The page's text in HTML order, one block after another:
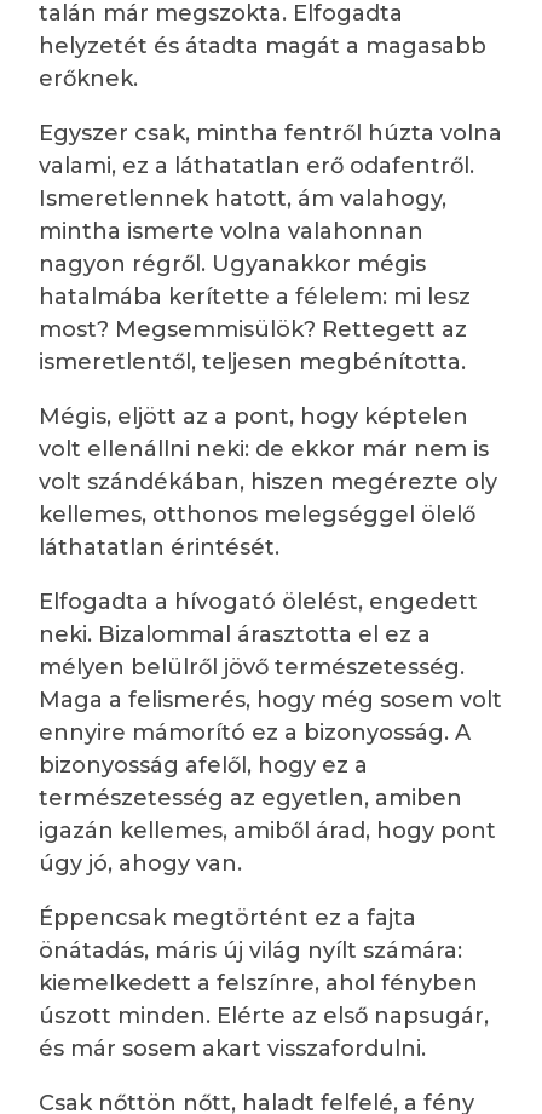
talán már megszokta. Elfogadta
helyzetét és átadta magát a magasabb
erőknek.
Egyszer csak, mintha fentről húzta volna
valami, ez a láthatatlan erő odafentről.
Ismeretlennek hatott, ám valahogy,
mintha ismerte volna valahonnan
nagyon régről. Ugyanakkor mégis
hatalmába kerítette a félelem: mi lesz
most? Megsemmisülök? Rettegett az
ismeretlentől, teljesen megbénította.
Mégis, eljött az a pont, hogy képtelen
volt ellenállni neki: de ekkor már nem is
volt szándékában, hiszen megérezte oly
kellemes, otthonos melegséggel ölelő
láthatatlan érintését.
Elfogadta a hívogató ölelést, engedett
neki. Bizalommal árasztotta el ez a
mélyen belülről jövő természetesség.
Maga a felismerés, hogy még sosem volt
ennyire mámorító ez a bizonyosság. A
bizonyosság afelől, hogy ez a
természetesség az egyetlen, amiben
igazán kellemes, amiből árad, hogy pont
úgy jó, ahogy van.
Éppencsak megtörtént ez a fajta
önátadás, máris új világ nyílt számára:
kiemelkedett a felszínre, ahol fényben
úszott minden. Elérte az első napsugár,
és már sosem akart visszafordulni.
Csak nőttön nőtt, haladt felfelé, a fény